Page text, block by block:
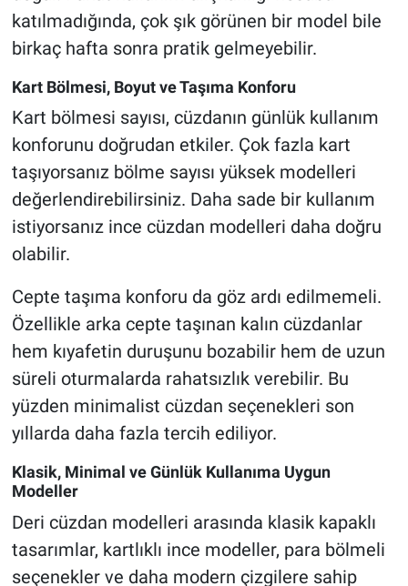
katılmadığında, çok şık görünen bir model bile
birkaç hafta sonra pratik gelmeyebilir.
Kart Bölmesi, Boyut ve Taşıma Konforu
Kart bölmesi sayısı, cüzdanın günlük kullanım
konforunu doğrudan etkiler. Çok fazla kart
taşıyorsanız bölme sayısı yüksek modelleri
değerlendirebilirsiniz. Daha sade bir kullanım
istiyorsanız ince cüzdan modelleri daha doğru
olabilir.
Cepte taşıma konforu da göz ardı edilmemeli.
Özellikle arka cepte taşınan kalın cüzdanlar
hem kıyafetin duruşunu bozabilir hem de uzun
süreli oturmalarda rahatsızlık verebilir. Bu
yüzden minimalist cüzdan seçenekleri son
yıllarda daha fazla tercih ediliyor.
Klasik, Minimal ve Günlük Kullanıma Uygun
Modeller
Deri cüzdan modelleri arasında klasik kapaklı
tasarımlar, kartlıklı ince modeller, para bölmeli
seçenekler ve daha modern çizgilere sahip